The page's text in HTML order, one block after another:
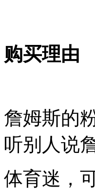
购买理由
詹姆斯的
听别人说
体育迷，